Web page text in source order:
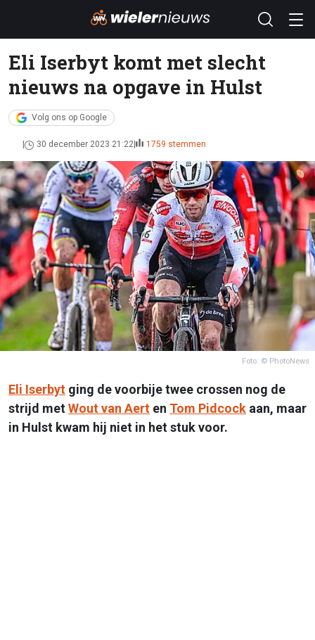
Eli Iserbyt komt met slecht
nieuws na opgave in Hulst
Volg ons op Google
30 december 2023 21:22 1759 stemmen
Foto: © PhotoNews
Eli Iserbyt ging de voorbije twee crossen nog de
strijd metWout van Aert en Tom Pidcock aan, maar
in Hulst kwam hij niet in het stuk voor.